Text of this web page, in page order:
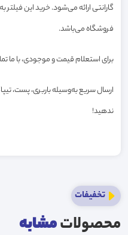
گارانتی ارائه می‌شود. خرید این
فروشگاه می‌باشد.
برای استعلام قیمت و موجودی، با ما
ارسال سریع به‌وسیله باربری، پست،
ندهید!
تخفیفات
محصولاتمشابه